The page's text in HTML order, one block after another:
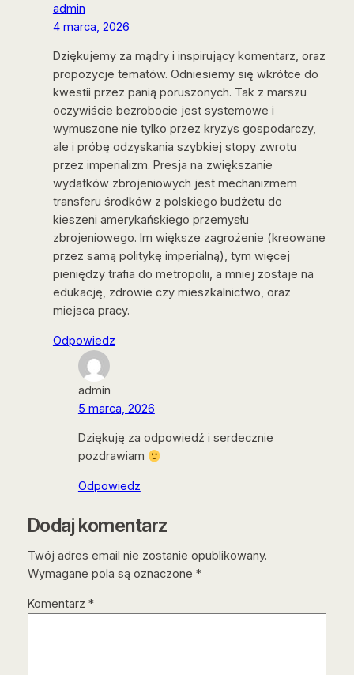
admin
4 marca, 2026
Dziękujemy za mądry i inspirujący komentarz, oraz
propozycje tematów. Odniesiemy się wkrótce do
kwestii przez panią poruszonych. Tak z marszu
oczywiście bezrobocie jest systemowe i
wymuszone nie tylko przez kryzys gospodarczy,
ale i próbę odzyskania szybkiej stopy zwrotu
przez imperializm. Presja na zwiększanie
wydatków zbrojeniowych jest mechanizmem
transferu środków z polskiego budżetu do
kieszeni amerykańskiego przemysłu
zbrojeniowego. Im większe zagrożenie (kreowane
przez samą politykę imperialną), tym więcej
pieniędzy trafia do metropolii, a mniej zostaje na
edukację, zdrowie czy mieszkalnictwo, oraz
miejsca pracy.
Odpowiedz
admin
5 marca, 2026
Dziękuję za odpowiedź i serdecznie
pozdrawiam
Odpowiedz
Dodaj komentarz
Twój adres email nie zostanie opublikowany.
Wymagane pola są oznaczone *
Komentarz *